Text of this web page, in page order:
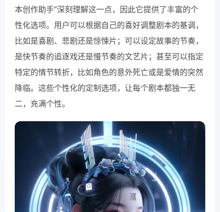
本创作助手”深刻理解这一点，因此它提供了丰富的个
性化选项。用户可以根据自己的喜好调整剧本的基调，
比如是喜剧、悲剧还是惊悚片；可以设定故事的节奏，
是快节奏的追逐戏还是慢节奏的文艺片；甚至可以指定
特定的情节转折，比如角色的意外死亡或是爱情的突然
降临。这些个性化的定制选项，让每个剧本都独一无
二，充满个性。